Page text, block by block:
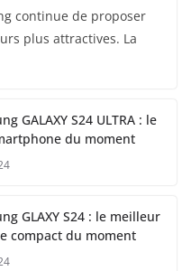
continue de proposer
plus attractives. La
GALAXY S24 ULTRA : le
du moment
GLAXY S24 : le meilleur
compact du moment